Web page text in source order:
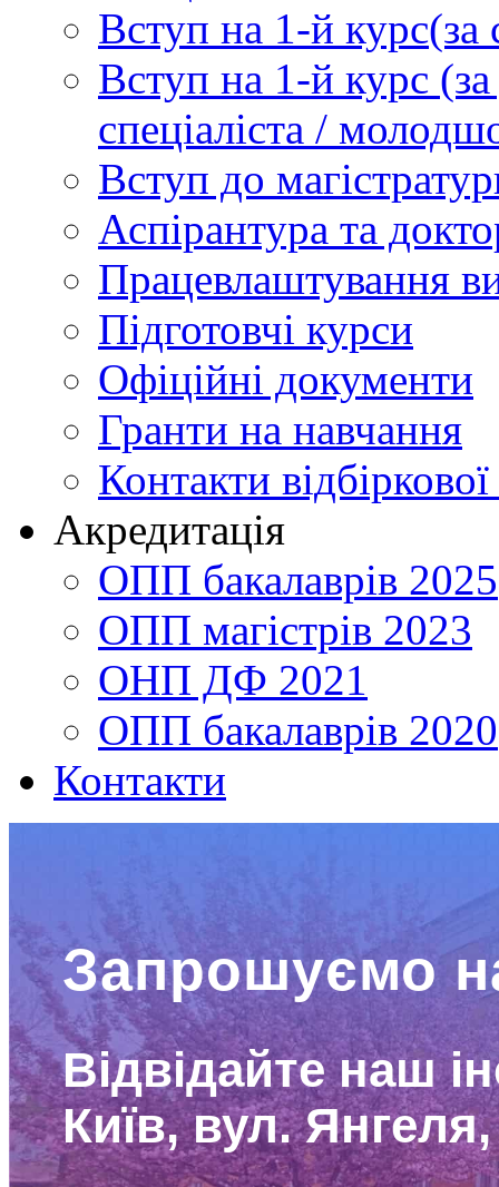
Вступ на 1-й
Вступ на 1-й курс
спеціаліста /
Вступ до
Аспірантура та
Працевлаштування
Підготовчі курси
Офіційні документи
Гранти на навчання
Контакти
Акредитація
ОПП бакалаврів 2025
ОПП магістрів 2023
ОНП ДФ 2021
ОПП бакалаврів 2020
Контакти
Запрошуємо
Відвідайте наш
Київ, вул.